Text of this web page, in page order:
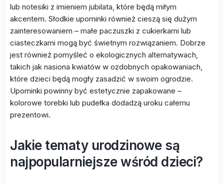
lub notesiki z imieniem jubilata, które będą miłym
akcentem. Słodkie upominki również cieszą się dużym
zainteresowaniem – małe paczuszki z cukierkami lub
ciasteczkami mogą być świetnym rozwiązaniem. Dobrze
jest również pomyśleć o ekologicznych alternatywach,
takich jak nasiona kwiatów w ozdobnych opakowaniach,
które dzieci będą mogły zasadzić w swoim ogrodzie.
Upominki powinny być estetycznie zapakowane –
kolorowe torebki lub pudełka dodadzą uroku całemu
prezentowi.
Jakie tematy urodzinowe są
najpopularniejsze wśród dzieci?